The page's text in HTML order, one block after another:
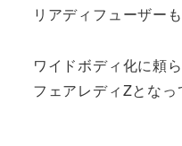
リアディフューザーも
ワイドボディ化に頼
フェアレディZとなっ